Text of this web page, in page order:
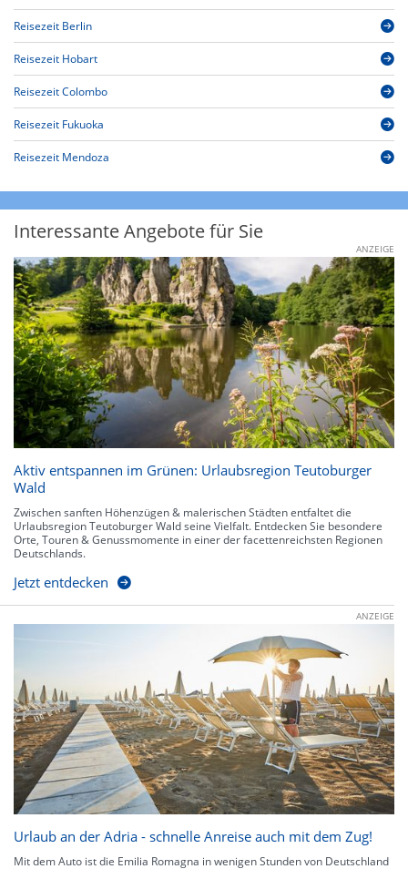
Reisezeit Berlin
Reisezeit Hobart
Reisezeit Colombo
Reisezeit Fukuoka
Reisezeit Mendoza
Interessante Angebote für Sie
ANZEIGE
Aktiv entspannen im Grünen: Urlaubsregion Teutoburger
Wald
Zwischen sanften Höhenzügen & malerischen Städten entfaltet die
Urlaubsregion Teutoburger Wald seine Vielfalt. Entdecken Sie besondere
Orte, Touren & Genussmomente in einer der facettenreichsten Regionen
Deutschlands.
Jetzt entdecken
ANZEIGE
Urlaub an der Adria - schnelle Anreise auch mit dem Zug!
Mit dem Auto ist die Emilia Romagna in wenigen Stunden von Deutschland